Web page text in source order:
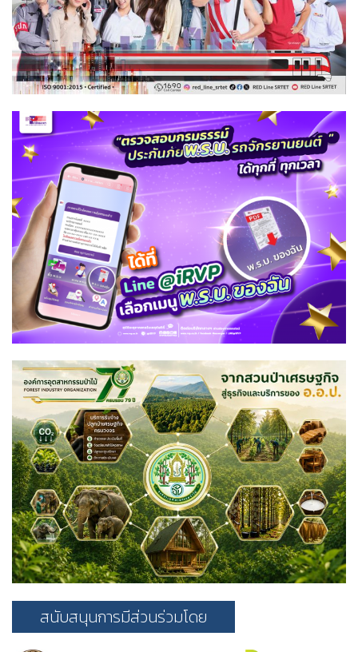
สนับสนุนการมีส่วนร่วมโดย